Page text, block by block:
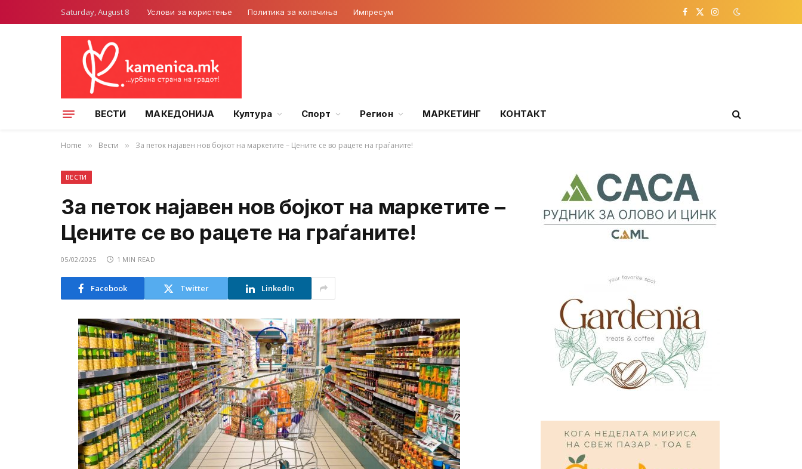
Saturday, August 8 Услови за користење Политика за колачиња Импресум Facebook
X
Instagram
ВЕСТИ МАКЕДОНИЈА Култура Спорт Регион МАРКЕТИНГ КОНТАКТ
Home » Вести » За петок најавен нов бојкот на маркетите – Цените се во рацете на граѓаните!
ВЕСТИ
За петок најавен нов бојкот на маркетите –
Цените се во рацете на граѓаните!
05/02/2025 1 MIN READ
Facebook Twitter LinkedIn